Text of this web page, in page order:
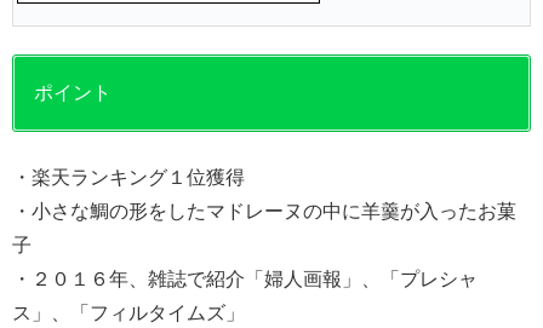
ポイント
・楽天ランキング１位獲得
・小さな鯛の形をしたマドレーヌの中に羊羹が入ったお菓
子
・２０１６年、雑誌で紹介「婦人画報」、「プレシャ
ス」、「フィルタイムズ」